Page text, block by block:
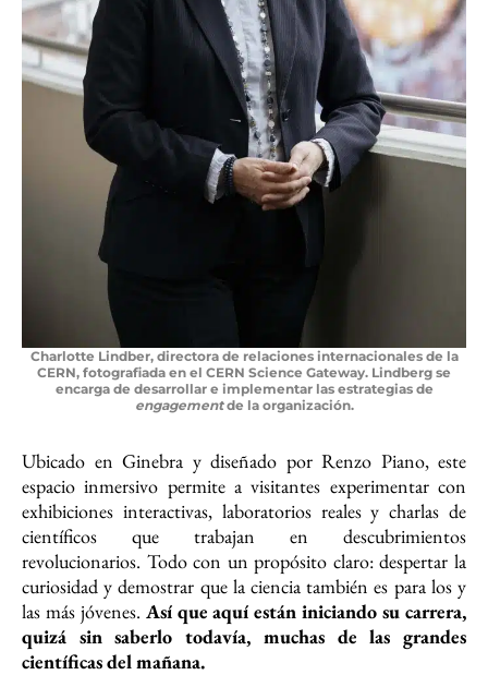
Charlotte Lindber, directora de relaciones internacionales de la
CERN, fotografiada en el CERN Science Gateway. Lindberg se
encarga de desarrollar e implementar las estrategias de
engagementde la organización.
Ubicado en Ginebra y diseñado por Renzo Piano, este
espacio inmersivo permite a visitantes experimentar con
exhibiciones interactivas, laboratorios reales y charlas de
científicos que trabajan en descubrimientos
revolucionarios. Todo con un propósito claro: despertar la
curiosidad y demostrar que la ciencia también es para los y
las más jóvenes. Así que aquí están iniciando su carrera,
quizá sin saberlo todavía, muchas de las grandes
científicas del mañana.